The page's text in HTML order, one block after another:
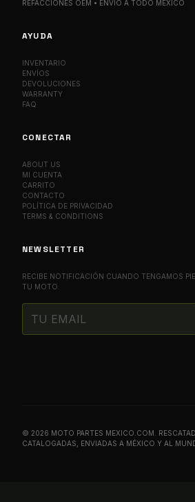
REFACCIONES OEM • ENVÍO A TODO MÉXICO
AYUDA
INVENTARIO
ENVÍOS
DEVOLUCIONES
WARRANTY
FAQ
CONECTAR
ABOUT US
MI CUENTA
CARRITO
CONTACTO
POLÍTICA DE PRIVACIDAD
TERMS & CONDITIONS
NEWSLETTER
RECIBE NOTIFICACIÓN CUANDO TENGAMOS
TU MOTO.
© 2026 MOTO PARTES MEXICO.COM.
CATALOGADAS, ENVIADAS A MÉXICO Y AL